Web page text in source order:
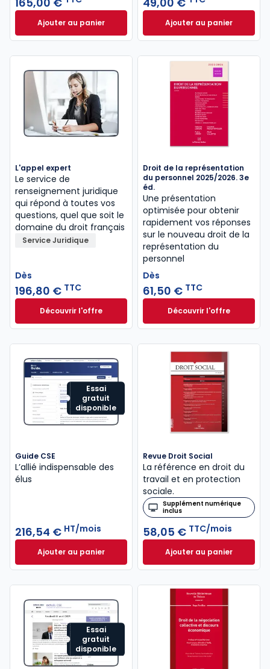
Ajouter au panierMémento Comité social et économique et autres
Ajouter au panier
Le CSE dans les
L'appel expert
Le service de
renseignement juridique
qui répond à toutes vos
questions, quel que soit le
domaine du droit français
Service Juridique
Dès
196,80 € TTC
Découvrir l'offreL'appel expert à partir de
Dès
Droit de la représentation
du personnel 2025/2026. 3e
éd.
Une présentation
optimisée pour obtenir
rapidement vos réponses
sur le nouveau droit de la
représentation du
personnel
Dès
61,50 € TTC
Découvrir l'offre
Droit de la
Dès
Essai
gratuit
disponible
Guide CSE
L’allié indispensable des
élus
216,54 € HT/mois
Ajouter au panierGuide CSE à 216,54 € HT/mois
Revue Droit Social
La référence en droit du
travail et en protection
sociale.
Supplément numérique
inclus
58,05 € TTC/mois
Ajouter au panier
Revue Droit
Essai
gratuit
disponible